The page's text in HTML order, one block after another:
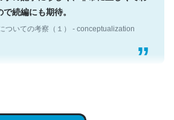
続編にも期待。
ついての考察（１） - conceptualization
ので貴重な良記事。/続編来た